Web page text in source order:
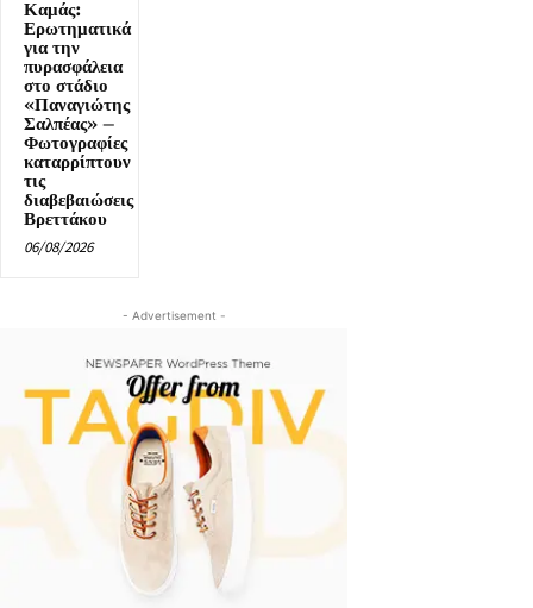
Καμάς:
Ερωτηματικά
για την
πυρασφάλεια
στο στάδιο
«Παναγιώτης
Σαλπέας» –
Φωτογραφίες
καταρρίπτουν
τις
διαβεβαιώσεις
Βρεττάκου
06/08/2026
- Advertisement -